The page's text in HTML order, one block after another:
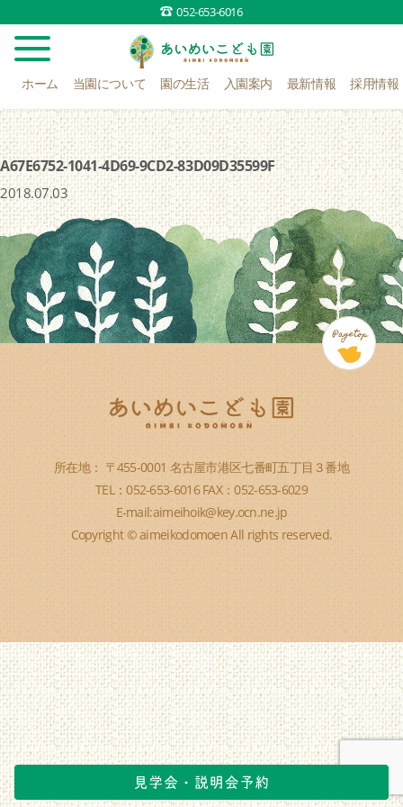
052-653-6016
ホーム 当園について 園の生活 入園案内 最新情報 採用情報
A67E6752-1041-4D69-9CD2-83D09D35599F
2018.07.03
所在地： 〒455-0001 名古屋市港区七番町五丁目３番地
TEL：052-653-6016 FAX：052-653-6029
E-mail:aimeihoik@key.ocn.ne.jp
Copyright © aimeikodomoen All rights reserved.